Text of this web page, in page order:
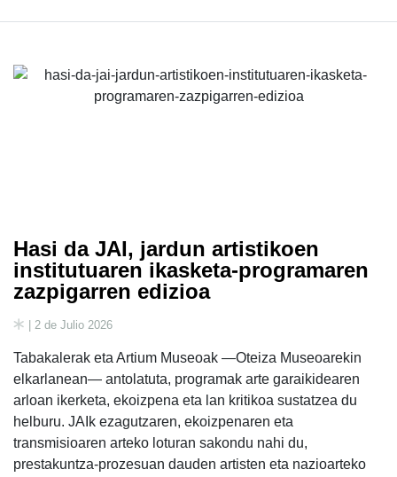
Hasi da JAI, jardun artistikoen
institutuaren ikasketa-programaren
zazpigarren edizioa
| 2 de Julio 2026
Tabakalerak eta Artium Museoak —Oteiza Museoarekin
elkarlanean— antolatuta, programak arte garaikidearen
arloan ikerketa, ekoizpena eta lan kritikoa sustatzea du
helburu. JAIk ezagutzaren, ekoizpenaren eta
transmisioaren arteko loturan sakondu nahi du,
prestakuntza-prozesuan dauden artisten eta nazioarteko